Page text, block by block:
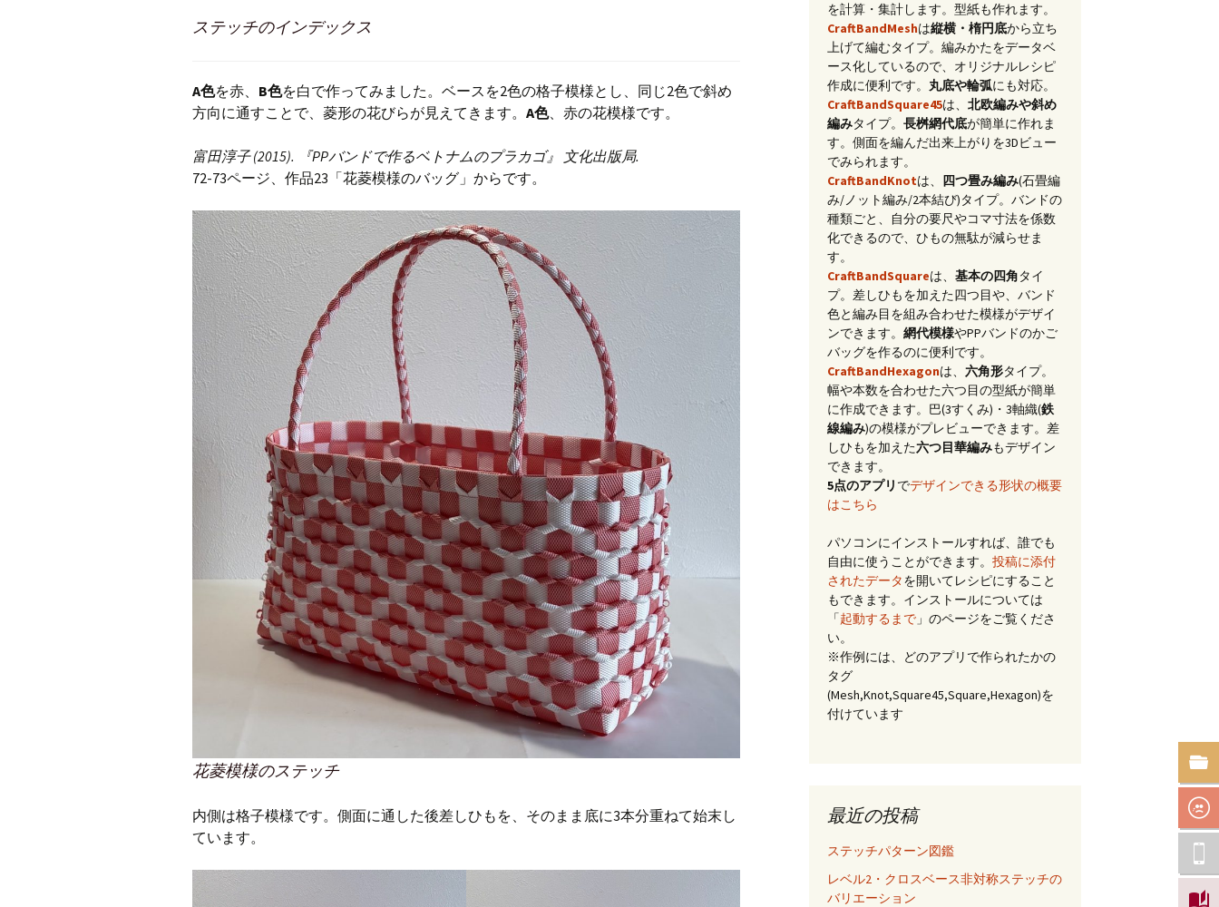
ステッチのインデックス
A色を赤、 B色を白で作ってみました。ベースを2色の格子模様とし、同じ2色で斜め
方向に通すことで、菱形の花びらが見えてきます。 A色、赤の花模様です。
富田淳子 (2015). 『PPバンドで作るベトナムのプラカゴ』 文化出版局.
72-73ページ、作品23「花菱模様のバッグ」からです。
花菱模様のステッチ
内側は格子模様です。側面に通した後差しひもを、そのまま底に3本分重ねて始末し
ています。
を計算・集計します。型紙も作れます。
CraftBandMeshは縦横・楕円底から立ち
上げて編むタイプ。編みかたをデータベ
ース化しているので、オリジナルレシピ
作成に便利です。 丸底や輪弧にも対応。
CraftBandSquare45は、 北欧編みや斜め
編みタイプ。 長桝網代底が簡単に作れま
す。側面を編んだ出来上がりを3Dビュー
でみられます。
CraftBandKnotは、 四つ畳み編み(石畳編
み/ノット編み/2本結び)タイプ。バンドの
種類ごと、自分の要尺やコマ寸法を係数
化できるので、ひもの無駄が減らせま
す。
CraftBandSquareは、 基本の四角タイ
プ。差しひもを加えた四つ目や、バンド
色と編み目を組み合わせた模様がデザイ
ンできます。 網代模様やPPバンドのかご
バッグを作るのに便利です。
CraftBandHexagonは、 六角形タイプ。
幅や本数を合わせた六つ目の型紙が簡単
に作成できます。巴(3すくみ)・3軸織(鉄
線編み)の模様がプレビューできます。差
しひもを加えた六つ目華編みもデザイン
できます。
5点のアプリ でデザインできる形状の概要
はこちら
パソコンにインストールすれば、誰でも
自由に使うことができます。 投稿に添付
されたデータを開いてレシピにすること
もできます。インストールについては
「起動するまで 」のページをご覧くださ
い。
※作例には、どのアプリで作られたかの
タグ
(Mesh,Knot,Square45,Square,Hexagon)を
付けています
最近の投稿
ステッチパターン図鑑
レベル2・クロスベース非対称ステッチの
バリエーション